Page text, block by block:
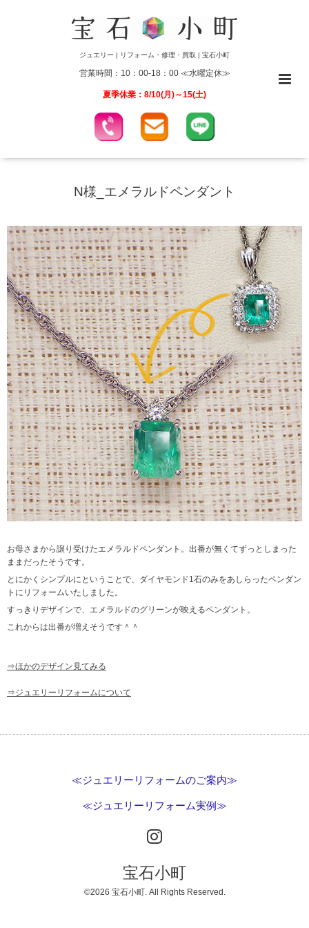
ジュエリー | リフォーム・修理・買取 | 宝石小町
営業時間：10：00-18：00 ≪水曜定休≫
夏季休業：8/10(月)～15(土)
N様_エメラルドペンダント
お母さまから譲り受けたエメラルドペンダント。出番が無くてずっとしまった
ままだったそうです。
とにかくシンプルにということで、ダイヤモンド1石のみをあしらったペンダン
トにリフォームいたしました。
すっきりデザインで、エメラルドのグリーンが映えるペンダント。
これからは出番が増えそうです＾＾
⇒ほかのデザイン見てみる
⇒ジュエリーリフォームについて
≪ジュエリーリフォームのご案内≫
≪ジュエリーリフォーム実例≫
宝石小町
©2026 宝石小町. All Rights Reserved.